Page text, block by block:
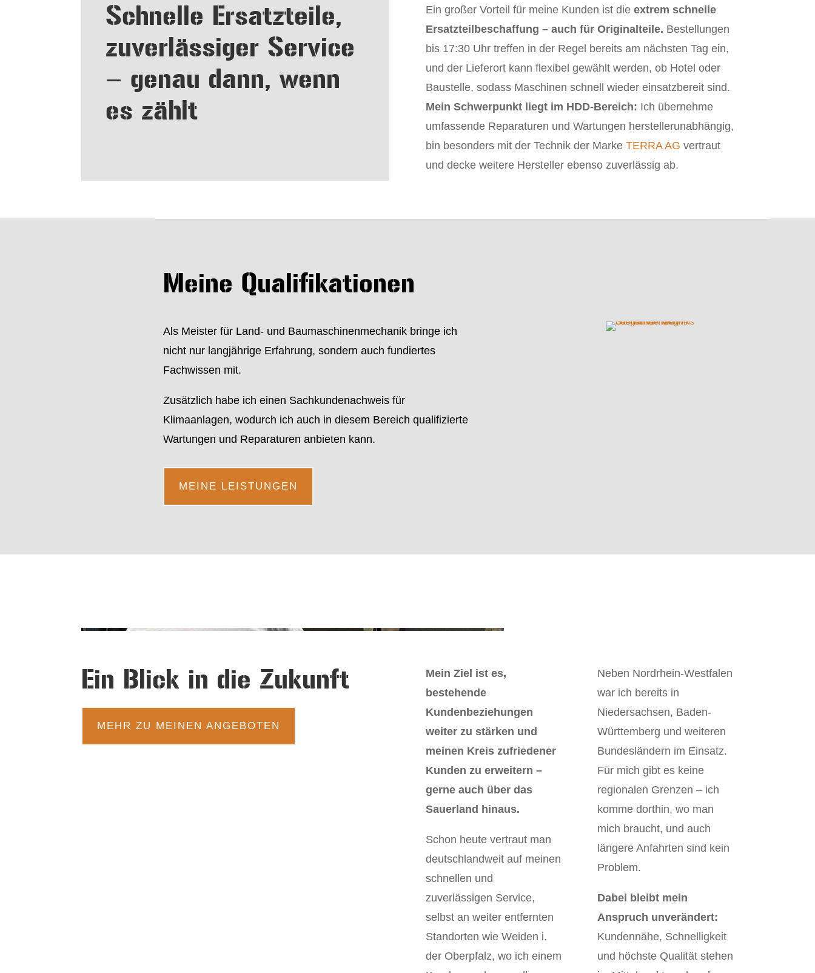
Schnelle Ersatzteile,
zuverlässiger Service
– genau dann, wenn
es zählt
Ein großer Vorteil für meine Kunden ist die extrem schnelle
Ersatzteilbeschaffung – auch für Originalteile. Bestellungen
bis 17:30 Uhr treffen in der Regel bereits am nächsten Tag ein,
und der Lieferort kann flexibel gewählt werden, ob Hotel oder
Baustelle, sodass Maschinen schnell wieder einsatzbereit sind.
Mein Schwerpunkt liegt im HDD-Bereich: Ich übernehme
umfassende Reparaturen und Wartungen herstellerunabhängig,
bin besonders mit der Technik der Marke TERRA AG vertraut
und decke weitere Hersteller ebenso zuverlässig ab.
Meine Qualifikationen
Als Meister für Land- und Baumaschinenmechanik bringe ich
nicht nur langjährige Erfahrung, sondern auch fundiertes
Fachwissen mit.
Zusätzlich habe ich einen Sachkundenachweis für
Klimaanlagen, wodurch ich auch in diesem Bereich qualifizierte
Wartungen und Reparaturen anbieten kann.
MEINE LEISTUNGEN
Ein Blick in die Zukunft
MEHR ZU MEINEN ANGEBOTEN
Mein Ziel ist es,
bestehende
Kundenbeziehungen
weiter zu stärken und
meinen Kreis zufriedener
Kunden zu erweitern –
gerne auch über das
Sauerland hinaus.
Schon heute vertraut man
deutschlandweit auf meinen
schnellen und
zuverlässigen Service,
selbst an weiter entfernten
Standorten wie Weiden i.
der Oberpfalz, wo ich einem
Neben Nordrhein-Westfalen
war ich bereits in
Niedersachsen, Baden-
Württemberg und weiteren
Bundesländern im Einsatz.
Für mich gibt es keine
regionalen Grenzen – ich
komme dorthin, wo man
mich braucht, und auch
längere Anfahrten sind kein
Problem.
Dabei bleibt mein
Anspruch unverändert:
Kundennähe, Schnelligkeit
und höchste Qualität stehen